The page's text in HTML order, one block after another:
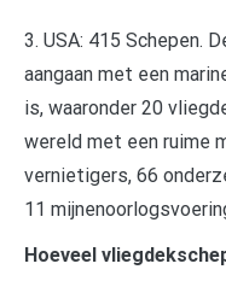
3. USA: 415 Schepen.
aangaan met een
is, waaronder 20
wereld met een ruime
vernietigers, 66
11
Hoeveel